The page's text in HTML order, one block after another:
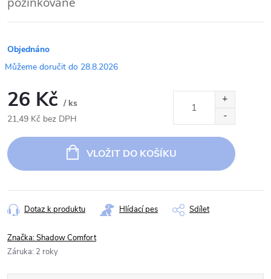
Objednáno
28.8.2026
26 Kč / ks
21,49 Kč bez DPH
cena:
VLOŽIT DO KOŠÍKU
Dotaz k produktu Hlídací pes Sdílet
Značka:Shadow Comfort
Záruka: 2 roky